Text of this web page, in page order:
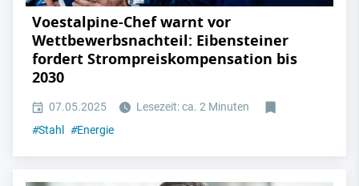
Voestalpine-Chef warnt vor
Wettbewerbsnachteil: Eibensteiner
fordert Strompreiskompensation bis
2030
07.05.2025
Lesezeit: ca. 2 Minuten
#Stahl #Energie